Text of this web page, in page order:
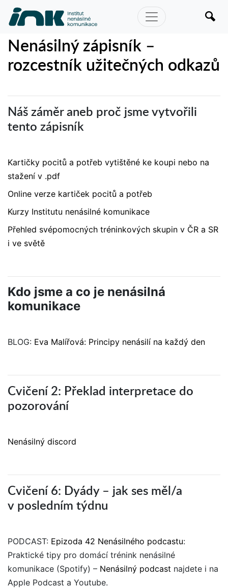
Nenásilný zápisník –
rozcestník užitečných odkazů
Náš záměr aneb proč jsme vytvořili
tento zápisník
Kartičky pocitů a potřeb vytištěné ke koupi nebo na
stažení v .pdf
Online verze kartiček pocitů a potřeb
Kurzy Institutu nenásilné komunikace
Přehled svépomocných tréninkových skupin v ČR a SR
i ve světě
Kdo jsme a co je nenásilná
komunikace
BLOG: Eva Malířová: Principy nenásilí na každý den
Cvičení 2: Překlad interpretace do
pozorování
Nenásilný discord
Cvičení 6: Dyády – jak ses měl/a
v posledním týdnu
PODCAST: Epizoda 42 Nenásilného podcastu:
Praktické tipy pro domácí trénink nenásilné
komunikace (Spotify) – Nenásilný podcast najdete i na
Apple Podcast a Youtube.